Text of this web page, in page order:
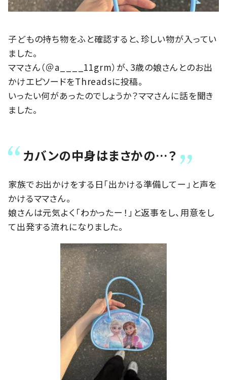
子どもの持ち物をふと確認すると、珍しい物が入ってい
ました。
ママさん（＠a____11grm）が、3歳の娘さんとのお出
かけエピソードをThreadsに投稿。
いったい何があったのでしょうか？ママさんに話を聞き
ました。
カバンの中身はまさかの…？
家族でお出かけをする日「出かける準備してー」と声を
かけるママさん。
娘さんは元気よく「わかったー！」と返事をし、用意をし
て出発する流れになりました。